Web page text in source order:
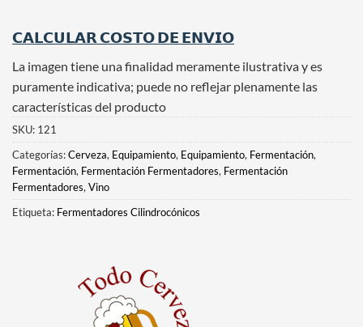
𝗖𝗔𝗟𝗖𝗨𝗟𝗔𝗥 𝗖𝗢𝗦𝗧𝗢 𝗗𝗘 𝗘𝗡𝗩𝗜𝗢
La imagen tiene una finalidad meramente ilustrativa y es
puramente indicativa; puede no reflejar plenamente las
características del producto
SKU: 121
Categorías:Cerveza, Equipamiento, Equipamiento, Fermentación,
Fermentación, Fermentación Fermentadores, Fermentación
Fermentadores, Vino
Etiqueta: Fermentadores Cilindrocónicos